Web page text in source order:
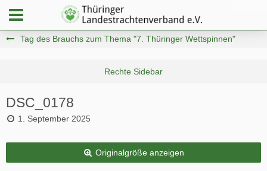
Tag des Brauchs zum Thema "7. Thüringer Wettspinnen"
DSC_0178
1. September 2025
Originalgröße anzeigen